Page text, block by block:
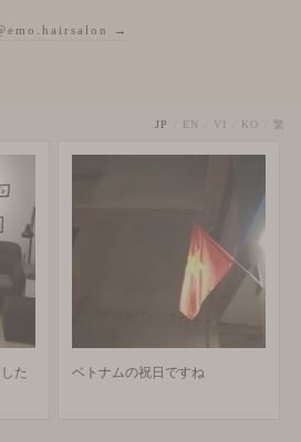
→
JP EN VI KO 繁
た
ベトナムの祝日ですね